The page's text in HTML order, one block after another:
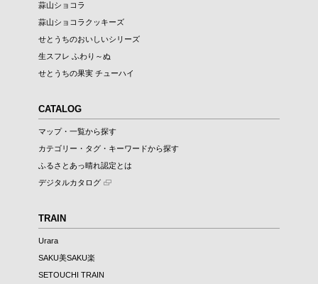
蒜山ショコラ
蒜山ショコラクッキーズ
せとうちのおいしいシリーズ
生スフレ ふわり～ぬ
せとうちの果実 チューハイ
CATALOG
マップ・一覧から探す
カテゴリー・タグ・キーワードから探す
ふるさとあっ晴れ認定とは
デジタルカタログ
TRAIN
Urara
SAKU美SAKU楽
SETOUCHI TRAIN